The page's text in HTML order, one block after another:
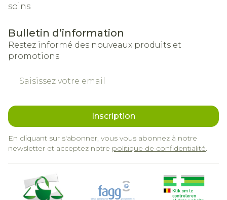
soins
Bulletin d’information
Restez informé des nouveaux produits et
promotions
Inscription
En cliquant sur s'abonner, vous vous abonnez à notre
newsletter et acceptez notre politique de confidentialité.